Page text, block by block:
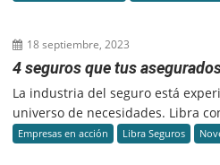
18 septiembre, 2023
4 seguros que tus
La industria del seguro está
universo de necesidades. Libra
Empresas en acción Libra Seguros